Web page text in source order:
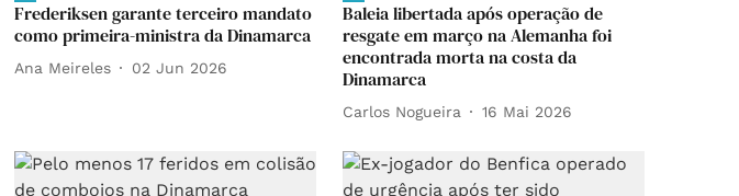
Frederiksen garante terceiro mandato
como primeira-ministra da Dinamarca
Ana Meireles 02 Jun 2026
Baleia libertada após operação de
resgate em março na Alemanha foi
encontrada morta na costa da
Dinamarca
Carlos Nogueira 16 Mai 2026